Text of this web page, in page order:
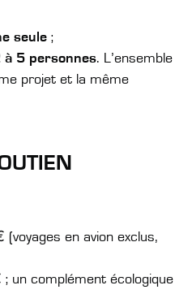
seule ;
à 5 personnes. L’ensemble
projet et la même
en avion exclus,
complément écologique